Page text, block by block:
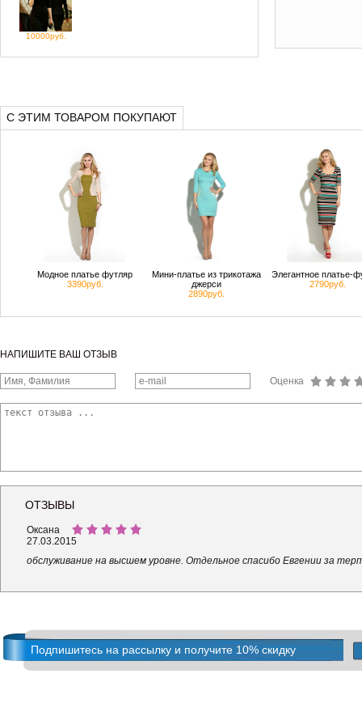
10000руб.
С ЭТИМ ТОВАРОМ ПОКУПАЮТ
Модное платье футляр
3390руб.
Мини-платье из трикотажа
джерси
2890руб.
Элегантное платье-
2790руб.
НАПИШИТЕ ВАШ ОТЗЫВ
Оценка
ОТЗЫВЫ
Оксана
27.03.2015
обслуживание на высшем уровне. Отдельное спасибо Евгении за
Подпишитесь на рассылку и получите 10% скидку